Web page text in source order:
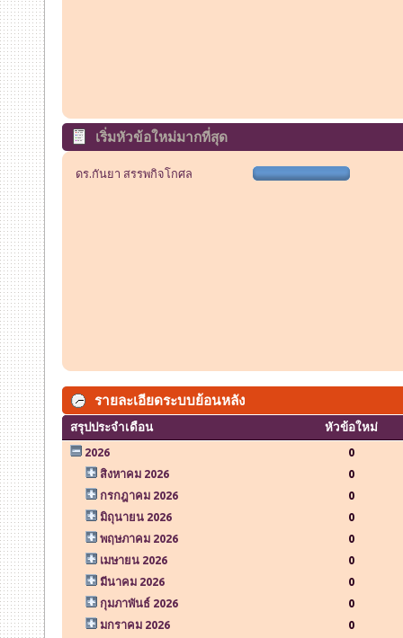
เริ่มหัวข้อใหม่มากที่สุด
ดร.กันยา สรรพกิจโกศล
รายละเอียดระบบย้อนหลัง
สรุปประจำเดือน หัวข้อใหม่
2026
0
สิงหาคม 2026
0
กรกฎาคม 2026
0
มิถุนายน 2026
0
พฤษภาคม 2026
0
เมษายน 2026
0
มีนาคม 2026
0
กุมภาพันธ์ 2026
0
มกราคม 2026
0